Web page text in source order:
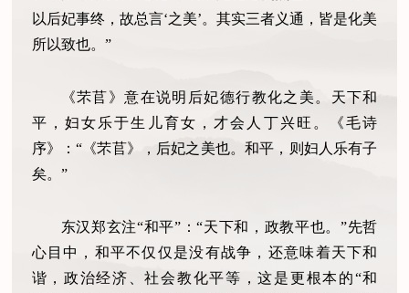
以后妃事终，故总言‘之美’。其实三者义通，皆是化美
所以致也。”
《芣苢》意在说明后妃德行教化之美。天下和
平，妇女乐于生儿育女，才会人丁兴旺。《毛诗
序》：“《芣苢》，后妃之美也。和平，则妇人乐有子
矣。”
东汉郑玄注“和平”：“天下和，政教平也。”先哲
心目中，和平不仅仅是没有战争，还意味着天下和
谐，政治经济、社会教化平等，这是更根本的“和